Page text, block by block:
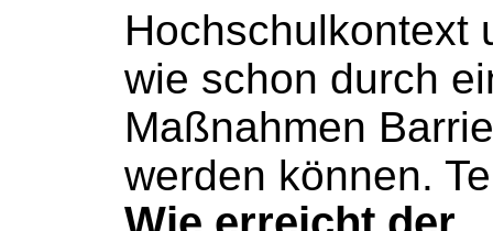
Hochschulkontext
wie schon durch
Maßnahmen
werden können.